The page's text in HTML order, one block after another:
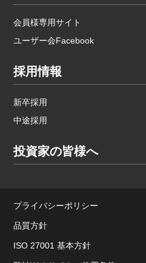
会員様専用サイト
ユーザー会Facebook
採用情報
新卒採用
中途採用
投資家の皆様へ
プライバシーポリシー
品質方針
ISO 27001 基本方針